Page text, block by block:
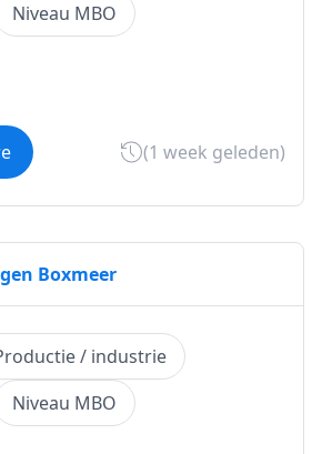
Niveau MBO
(1 week geleden)
Boxmeer
/ industrie
Niveau MBO